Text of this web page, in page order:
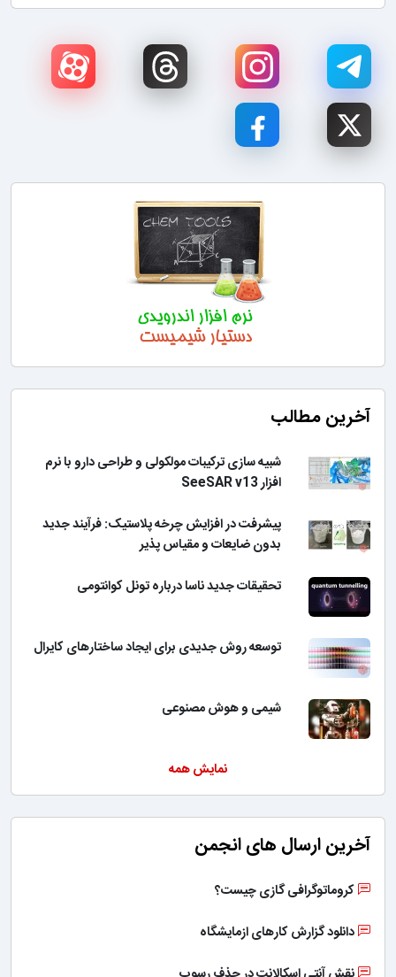
آخرین مطالب
شبیه سازی ترکیبات مولکولی و طراحی دارو با نرم
افزار SeeSAR v13
پیشرفت در افزایش چرخه پلاستیک: فرآیند جدید
بدون ضایعات و مقیاس پذیر
تحقیقات جدید ناسا درباره تونل کوانتومی
توسعه روش جدیدی برای ایجاد ساختارهای کایرال
شیمی و هوش مصنوعی
نمایش همه
آخرین ارسال های انجمن
کروماتوگرافی گازی چیست؟
دانلود گزارش کارهای ازمایشگاه